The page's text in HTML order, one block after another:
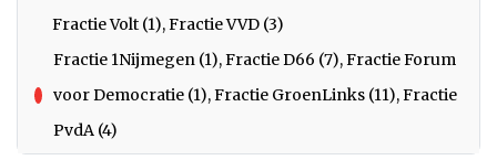
Fractie Volt (1), Fractie VVD (3)
Fractie 1Nijmegen (1), Fractie D66 (7), Fractie Forum
voor Democratie (1), Fractie GroenLinks (11), Fractie
PvdA (4)